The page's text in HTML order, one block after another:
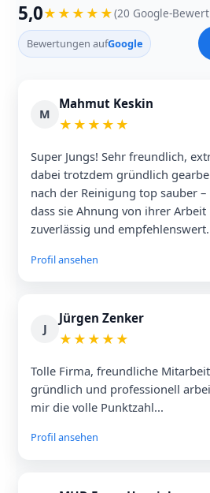
5,0★ ★ ★ ★ ★(20 Google-
Bewertungen aufGoogle
M
Mahmut Keskin
★ ★ ★ ★ ★
Super Jungs! Sehr freundlich,
dabei trotzdem gründlich
nach der Reinigung top sauber
dass sie Ahnung von ihrer
zuverlässig und
Profil ansehen
J
Jürgen Zenker
★ ★ ★ ★ ★
Tolle Firma, freundliche
gründlich und professionell arbeiten,
mir die volle Punktzahl...
Profil ansehen